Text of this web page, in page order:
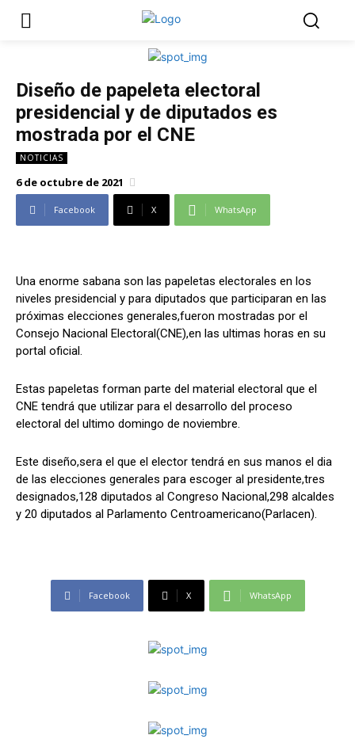
Diseño de papeleta electoral
presidencial y de diputados es
mostrada por el CNE
NOTICIAS
6 de octubre de 2021
Facebook X WhatsApp
Una enorme sabana son las papeletas electorales en los
niveles presidencial y para diputados que participaran en las
próximas elecciones generales,fueron mostradas por el
Consejo Nacional Electoral(CNE),en las ultimas horas en su
portal oficial.
Estas papeletas forman parte del material electoral que el
CNE tendrá que utilizar para el desarrollo del proceso
electoral del ultimo domingo de noviembre.
Este diseño,sera el que el elector tendrá en sus manos el dia
de las elecciones generales para escoger al presidente,tres
designados,128 diputados al Congreso Nacional,298 alcaldes
y 20 diputados al Parlamento Centroamericano(Parlacen).
Facebook X WhatsApp